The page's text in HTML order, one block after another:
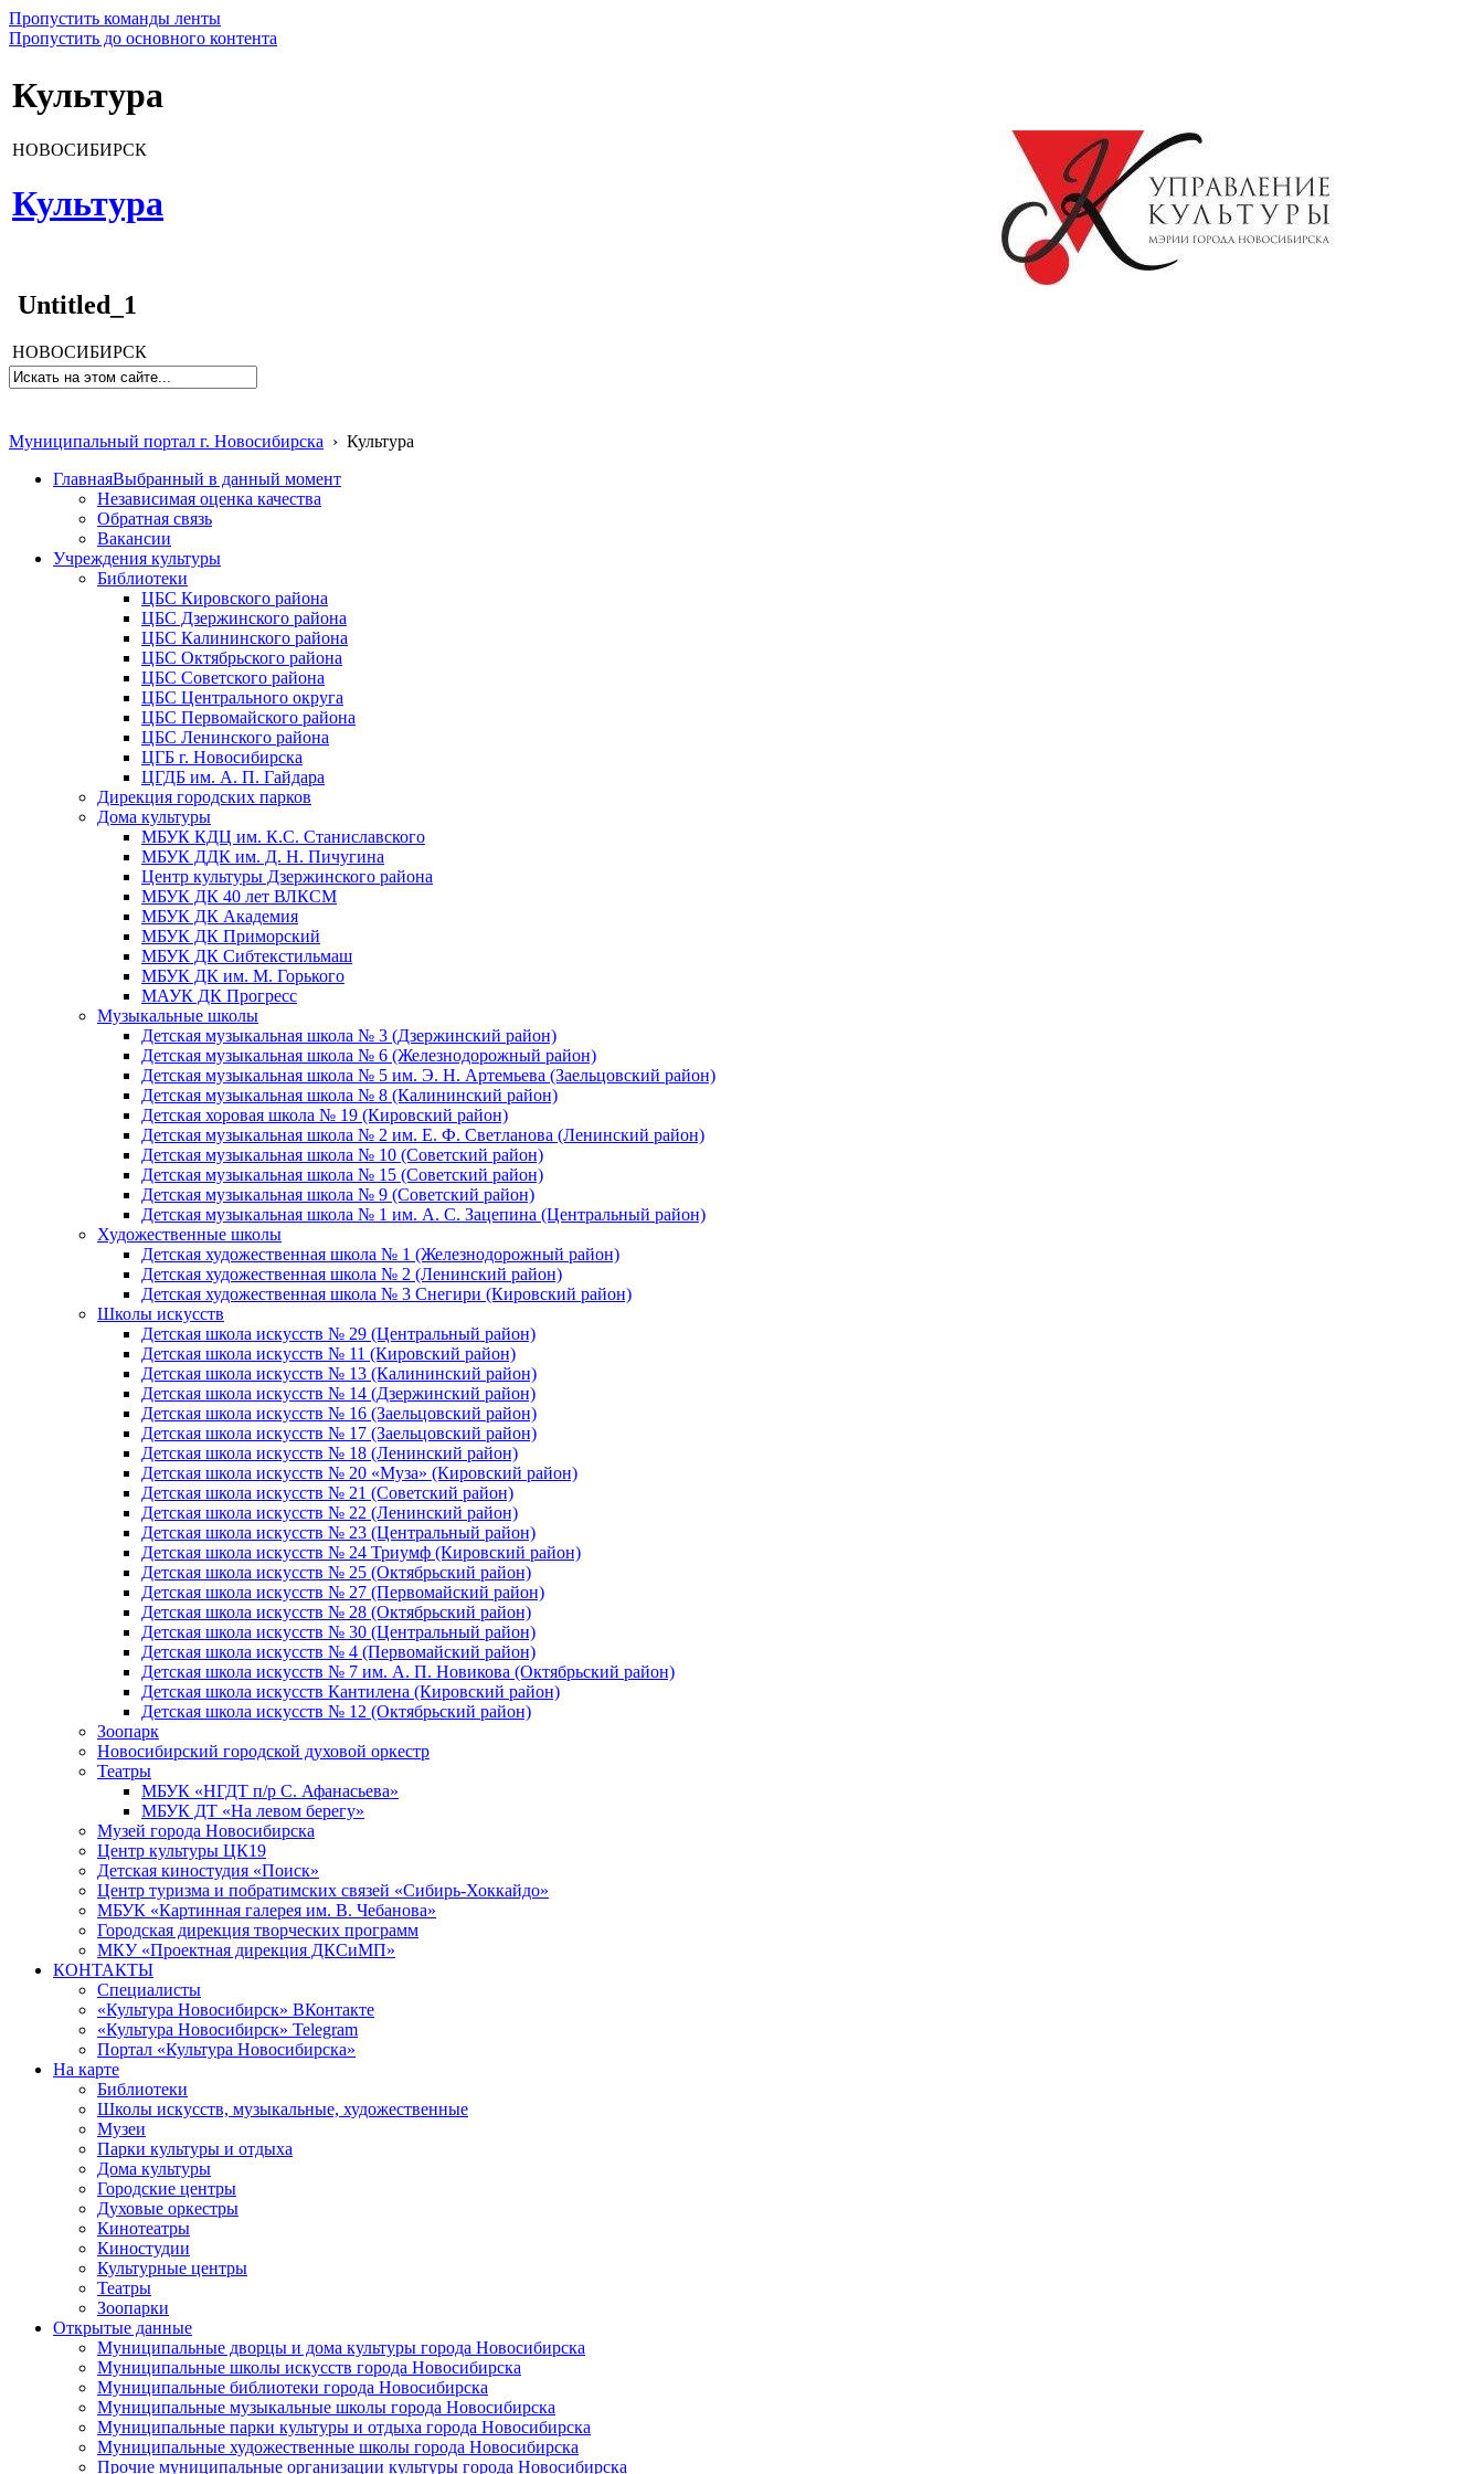
Пропустить команды ленты
Пропустить до основного контента
Культура
НОВОСИБИРСК
Культура
Untitled_1
НОВОСИБИРСК
Муниципальный портал г. Новосибирска › Культура
ГлавнаяВыбранный в данный момент
Независимая оценка качества
Обратная связь
Вакансии
Учреждения культуры
Библиотеки
ЦБС Кировского района
ЦБС Дзержинского района
ЦБС Калининского района
ЦБС Октябрьского района
ЦБС Советского района
ЦБС Центрального округа
ЦБС Первомайского района
ЦБС Ленинского района
ЦГБ г. Новосибирска
ЦГДБ им. А. П. Гайдара
Дирекция городских парков
Дома культуры
МБУК КДЦ им. К.С. Станиславского
МБУК ДДК им. Д. Н. Пичугина
Центр культуры Дзержинского района
МБУК ДК 40 лет ВЛКСМ
МБУК ДК Академия
МБУК ДК Приморский
МБУК ДК Сибтекстильмаш
МБУК ДК им. М. Горького
МАУК ДК Прогресс
Музыкальные школы
Детская музыкальная школа № 3 (Дзержинский район)
Детская музыкальная школа № 6 (Железнодорожный район)
Детская музыкальная школа № 5 им. Э. Н. Артемьева (Заельцовский район)
Детская музыкальная школа № 8 (Калининский район)
Детская хоровая школа № 19 (Кировский район)
Детская музыкальная школа № 2 им. Е. Ф. Светланова (Ленинский район)
Детская музыкальная школа № 10 (Советский район)
Детская музыкальная школа № 15 (Советский район)
Детская музыкальная школа № 9 (Советский район)
Детская музыкальная школа № 1 им. А. С. Зацепина (Центральный район)
Художественные школы
Детская художественная школа № 1 (Железнодорожный район)
Детская художественная школа № 2 (Ленинский район)
Детская художественная школа № 3 Снегири (Кировский район)
Школы искусств
Детская школа искусств № 29 (Центральный район)
Детская школа искусств № 11 (Кировский район)
Детская школа искусств № 13 (Калининский район)
Детская школа искусств № 14 (Дзержинский район)
Детская школа искусств № 16 (Заельцовский район)
Детская школа искусств № 17 (Заельцовский район)
Детская школа искусств № 18 (Ленинский район)
Детская школа искусств № 20 «Муза» (Кировский район)
Детская школа искусств № 21 (Советский район)
Детская школа искусств № 22 (Ленинский район)
Детская школа искусств № 23 (Центральный район)
Детская школа искусств № 24 Триумф (Кировский район)
Детская школа искусств № 25 (Октябрьский район)
Детская школа искусств № 27 (Первомайский район)
Детская школа искусств № 28 (Октябрьский район)
Детская школа искусств № 30 (Центральный район)
Детская школа искусств № 4 (Первомайский район)
Детская школа искусств № 7 им. А. П. Новикова (Октябрьский район)
Детская школа искусств Кантилена (Кировский район)
Детская школа искусств № 12 (Октябрьский район)
Зоопарк
Новосибирский городской духовой оркестр
Театры
МБУК «НГДТ п/р С. Афанасьева»
МБУК ДТ «На левом берегу»
Музей города Новосибирска
Центр культуры ЦК19
Детская киностудия «Поиск»
Центр туризма и побратимских связей «Сибирь-Хоккайдо»
МБУК «Картинная галерея им. В. Чебанова»
Городская дирекция творческих программ
МКУ «Проектная дирекция ДКСиМП»
КОНТАКТЫ
Специалисты
«Культура Новосибирск» ВКонтакте
«Культура Новосибирск» Telegram
Портал «Культура Новосибирска»
На карте
Библиотеки
Школы искусств, музыкальные, художественные
Музеи
Парки культуры и отдыха
Дома культуры
Городские центры
Духовые оркестры
Кинотеатры
Киностудии
Культурные центры
Театры
Зоопарки
Открытые данные
Муниципальные дворцы и дома культуры города Новосибирска
Муниципальные школы искусств города Новосибирска
Муниципальные библиотеки города Новосибирска
Муниципальные музыкальные школы города Новосибирска
Муниципальные парки культуры и отдыха города Новосибирска
Муниципальные художественные школы города Новосибирска
Прочие муниципальные организации культуры города Новосибирска